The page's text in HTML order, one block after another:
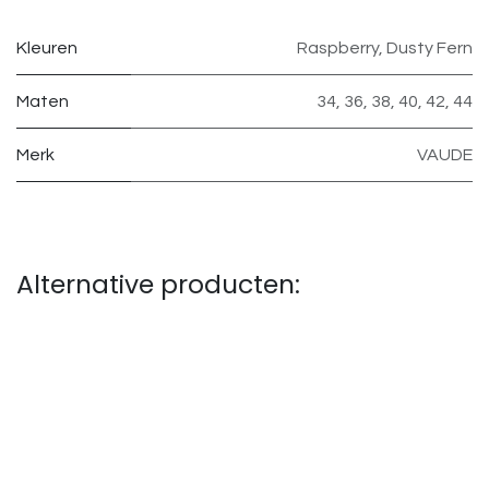
Kleuren Raspberry, Dusty Fern
Maten 34 36 38 40 42 44
Merk VAUDE
Alternative producten: